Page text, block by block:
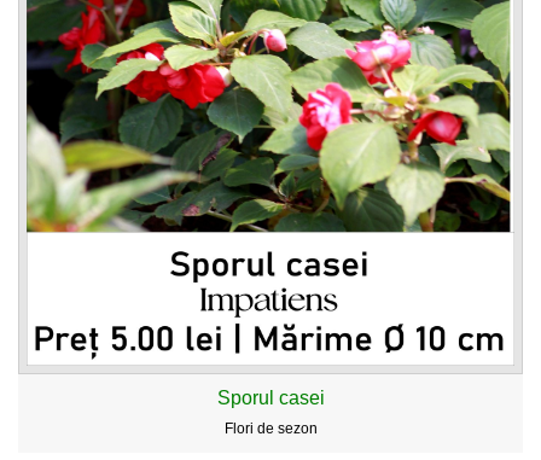
Sporul casei
Flori de sezon